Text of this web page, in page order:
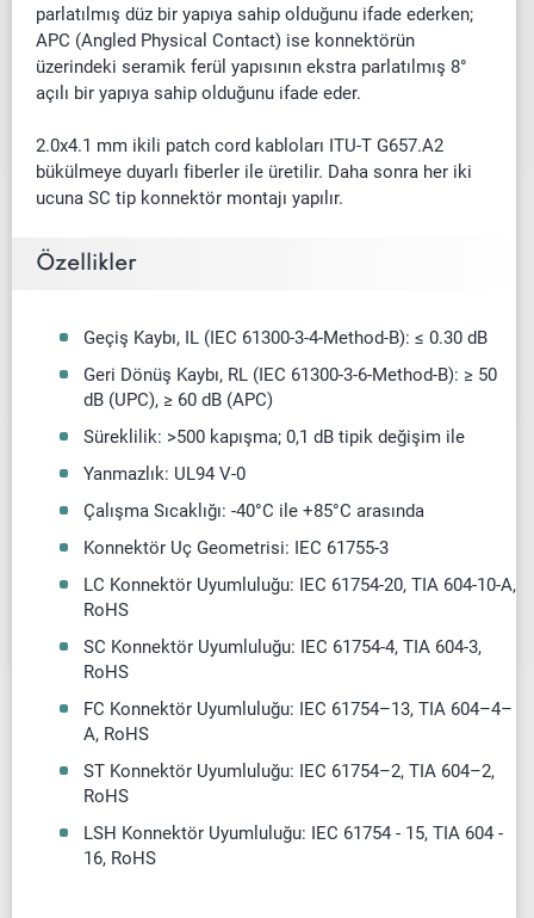
parlatılmış düz bir yapıya sahip olduğunu ifade ederken;
APC (Angled Physical Contact) ise konnektörün
üzerindeki seramik ferül yapısının ekstra parlatılmış 8°
açılı bir yapıya sahip olduğunu ifade eder.
2.0x4.1 mm ikili patch cord kabloları ITU-T G657.A2
bükülmeye duyarlı fiberler ile üretilir. Daha sonra her iki
ucuna SC tip konnektör montajı yapılır.
Özellikler
Geçiş Kaybı, IL (IEC 61300-3-4-Method-B): ≤ 0.30 dB
Geri Dönüş Kaybı, RL (IEC 61300-3-6-Method-B): ≥ 50
dB (UPC), ≥ 60 dB (APC)
Süreklilik: >500 kapışma; 0,1 dB tipik değişim ile
Yanmazlık: UL94 V-0
Çalışma Sıcaklığı: -40°C ile +85°C arasında
Konnektör Uç Geometrisi: IEC 61755-3
LC Konnektör Uyumluluğu: IEC 61754-20, TIA 604-10-A,
RoHS
SC Konnektör Uyumluluğu: IEC 61754-4, TIA 604-3,
RoHS
FC Konnektör Uyumluluğu: IEC 61754–13, TIA 604–4–
A, RoHS
ST Konnektör Uyumluluğu: IEC 61754–2, TIA 604–2,
RoHS
LSH Konnektör Uyumluluğu: IEC 61754 - 15, TIA 604 -
16, RoHS